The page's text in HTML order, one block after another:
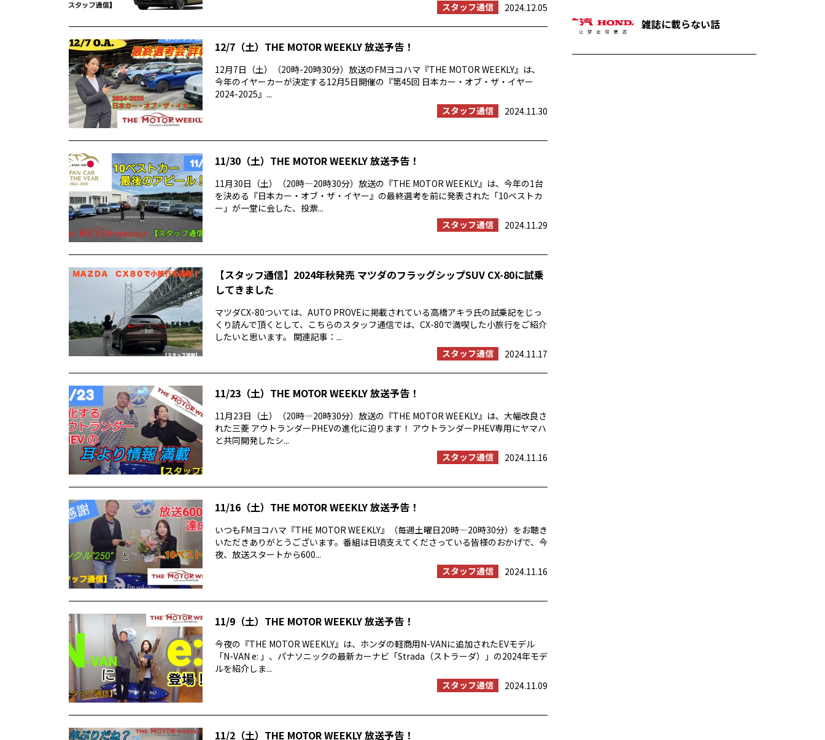
スタッフ通信
2024.12.05
12/7（土）THE MOTOR WEEKLY 放送予告！
12月7日（土）（20時-20時30分）放送のFMヨコハマ『THE MOTOR WEEKLY』は、
今年のイヤーカーが決定する12月5日開催の『第45回 日本カー・オブ・ザ・イヤー
2024-2025』...
スタッフ通信
2024.11.30
11/30（土）THE MOTOR WEEKLY 放送予告！
11月30日（土）（20時―20時30分）放送の『THE MOTOR WEEKLY』は、今年の1台
を決める『日本カー・オブ・ザ・イヤー』の最終選考を前に発表された「10ベストカ
ー」が一堂に会した、投票...
スタッフ通信
2024.11.29
【スタッフ通信】2024年秋発売 マツダのフラッグシップSUV CX-80に試乗
してきました
マツダCX-80ついては、AUTO PROVEに掲載されている高橋アキラ氏の試乗記をじっ
くり読んで頂くとして、こちらのスタッフ通信では、CX-80で満喫した小旅行をご紹介
したいと思います。 関連記事：...
スタッフ通信
2024.11.17
11/23（土）THE MOTOR WEEKLY 放送予告！
11月23日（土）（20時―20時30分）放送の『THE MOTOR WEEKLY』は、大幅改良さ
れた三菱 アウトランダーPHEVの進化に迫ります！ アウトランダーPHEV専用にヤマハ
と共同開発したシ...
スタッフ通信
2024.11.16
11/16（土）THE MOTOR WEEKLY 放送予告！
いつもFMヨコハマ『THE MOTOR WEEKLY』（毎週土曜日20時―20時30分）をお聴き
いただきありがとうございます。番組は日頃支えてくださっている皆様のおかげで、今
夜、放送スタートから600...
スタッフ通信
2024.11.16
11/9（土）THE MOTOR WEEKLY 放送予告！
今夜の『THE MOTOR WEEKLY』は、ホンダの軽商用N-VANに追加されたEVモデル
「N-VAN e: 」、パナソニックの最新カーナビ「Strada（ストラーダ）」の2024年モデ
ルを紹介しま...
スタッフ通信
2024.11.09
11/2（土）THE MOTOR WEEKLY 放送予告！
雑誌に載らない話